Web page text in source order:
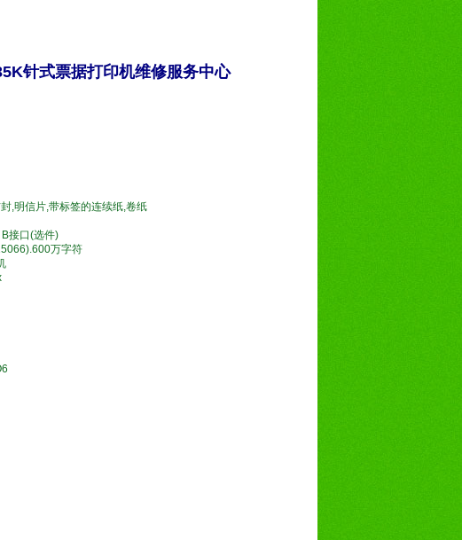
针式票据打印机维修服务中心
,明信片,带标签的连续纸,卷纸
接口(选件)
万字符